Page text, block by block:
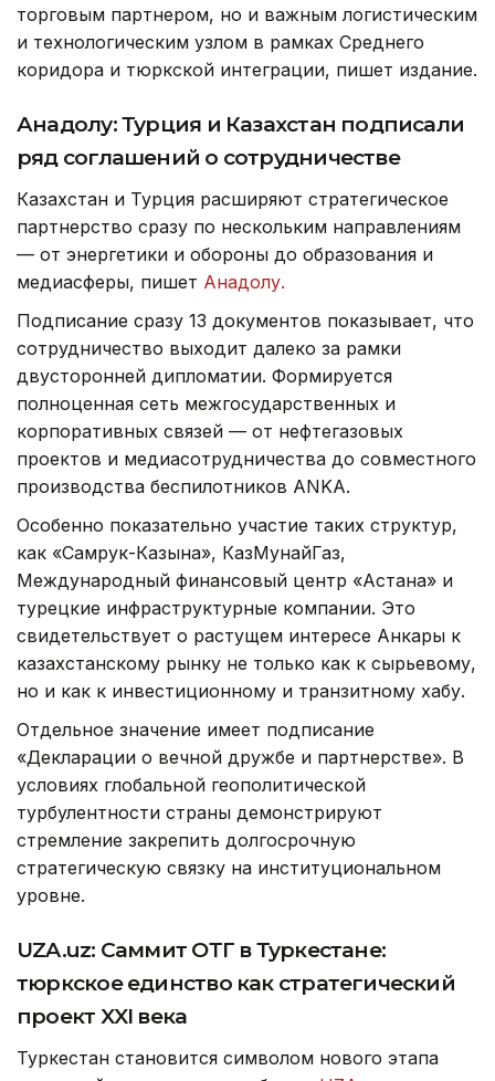
торговым партнером, но и важным логистическим
и технологическим узлом в рамках Среднего
коридора и тюркской интеграции, пишет издание.
Анадолу: Турция и Казахстан подписали
ряд соглашений о сотрудничестве
Казахстан и Турция расширяют стратегическое
партнерство сразу по нескольким направлениям
— от энергетики и обороны до образования и
медиасферы, пишет Анадолу.
Подписание сразу 13 документов показывает, что
сотрудничество выходит далеко за рамки
двусторонней дипломатии. Формируется
полноценная сеть межгосударственных и
корпоративных связей — от нефтегазовых
проектов и медиасотрудничества до совместного
производства беспилотников ANKA.
Особенно показательно участие таких структур,
как «Самрук-Казына», КазМунайГаз,
Международный финансовый центр «Астана» и
турецкие инфраструктурные компании. Это
свидетельствует о растущем интересе Анкары к
казахстанскому рынку не только как к сырьевому,
но и как к инвестиционному и транзитному хабу.
Отдельное значение имеет подписание
«Декларации о вечной дружбе и партнерстве». В
условиях глобальной геополитической
турбулентности страны демонстрируют
стремление закрепить долгосрочную
стратегическую связку на институциональном
уровне.
UZA.uz: Саммит ОТГ в Туркестане:
тюркское единство как стратегический
проект XXI века
Туркестан становится символом нового этапа